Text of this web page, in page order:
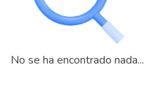
No se ha encontrado nada...